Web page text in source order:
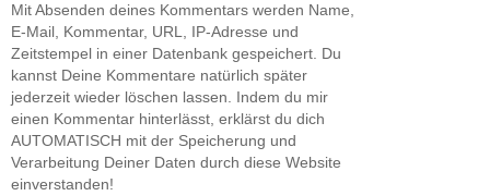
Mit Absenden deines Kommentars werden Name,
E-Mail, Kommentar, URL, IP-Adresse und
Zeitstempel in einer Datenbank gespeichert. Du
kannst Deine Kommentare natürlich später
jederzeit wieder löschen lassen. Indem du mir
einen Kommentar hinterlässt, erklärst du dich
AUTOMATISCH mit der Speicherung und
Verarbeitung Deiner Daten durch diese Website
einverstanden!